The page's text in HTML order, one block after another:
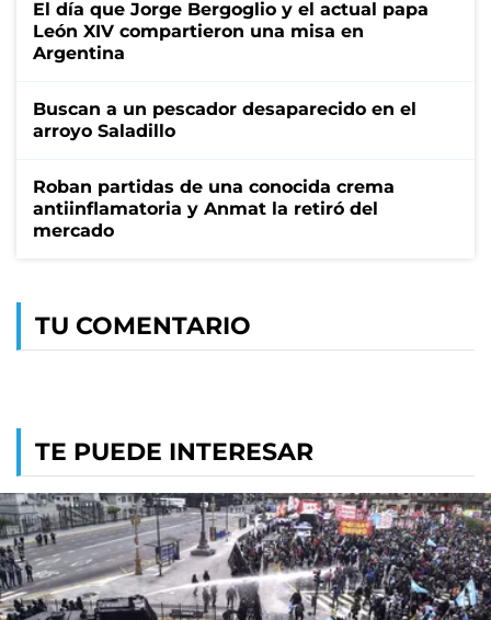
El día que Jorge Bergoglio y el actual papa
León XIV compartieron una misa en
Argentina
Buscan a un pescador desaparecido en el
arroyo Saladillo
Roban partidas de una conocida crema
antiinflamatoria y Anmat la retiró del
mercado
TU COMENTARIO
TE PUEDE INTERESAR